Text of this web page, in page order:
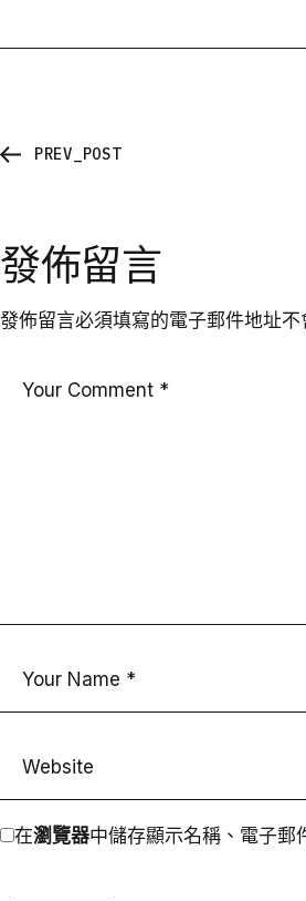
PREV_POST
發佈留言
發佈留言必須填寫的電子郵件地址不
在瀏覽器中儲存顯示名稱、電子郵